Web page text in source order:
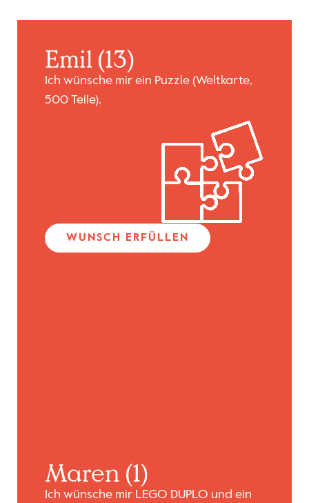
Emil (13)
Ich wünsche mir ein Puzzle (Weltkarte,
500 Teile).
WUNSCH ERFÜLLEN
Maren (1)
Ich wünsche mir LEGO DUPLO und ein